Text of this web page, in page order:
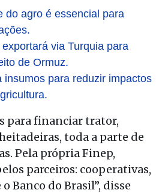
do agro é essencial para
via Turquia para
de Ormuz.
insumos para reduzir impactos
para financiar trator,
toda a parte de
Pela própria Finep,
parceiros: cooperativas,
Banco do Brasil”, disse